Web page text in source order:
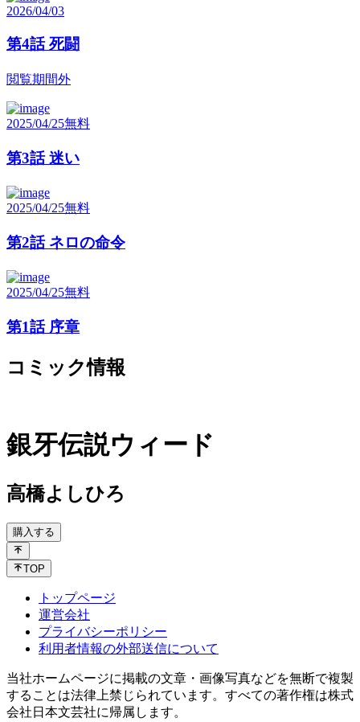
2026/04/03
第4話 死闘
閲覧期間外
2025/04/25無料
第3話 迷い
2025/04/25無料
第2話 ネロの命令
2025/04/25無料
第1話 序章
コミック情報
銀牙伝説ウィード
高橋よしひろ
購入する
TOP
トップページ
運営会社
プライバシーポリシー
利用者情報の外部送信について
当社ホームページに掲載の文章・画像写真などを無断で複製
することは法律上禁じられています。すべての著作権は株式
会社日本文芸社に帰属します。